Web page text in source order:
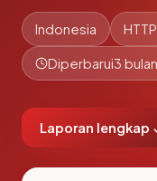
Indonesia
Diperbarui3
Laporan lengkap